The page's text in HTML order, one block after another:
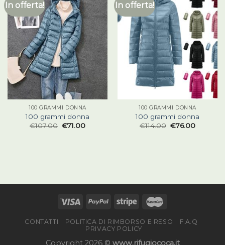
In offerta!
100 GRAMMI DONNA
100 grammi donna
€107.00 €71.00
In offerta!
100 GRAMMI DONNA
100 grammi donna
€114.00 €76.00
CONTATTI POLITICA DI RIMBORSO E RESO
F.A.Q
PRIVACY POLICY
Copyright 2026 © www.rifugiococa.it